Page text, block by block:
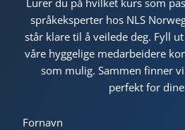
Lurer du på hvilket kurs som
språkeksperter hos NLS
står klare til å veilede deg. Fyll
våre hyggelige medarbeidere
som mulig. Sammen finner
perfekt for
Fornavn